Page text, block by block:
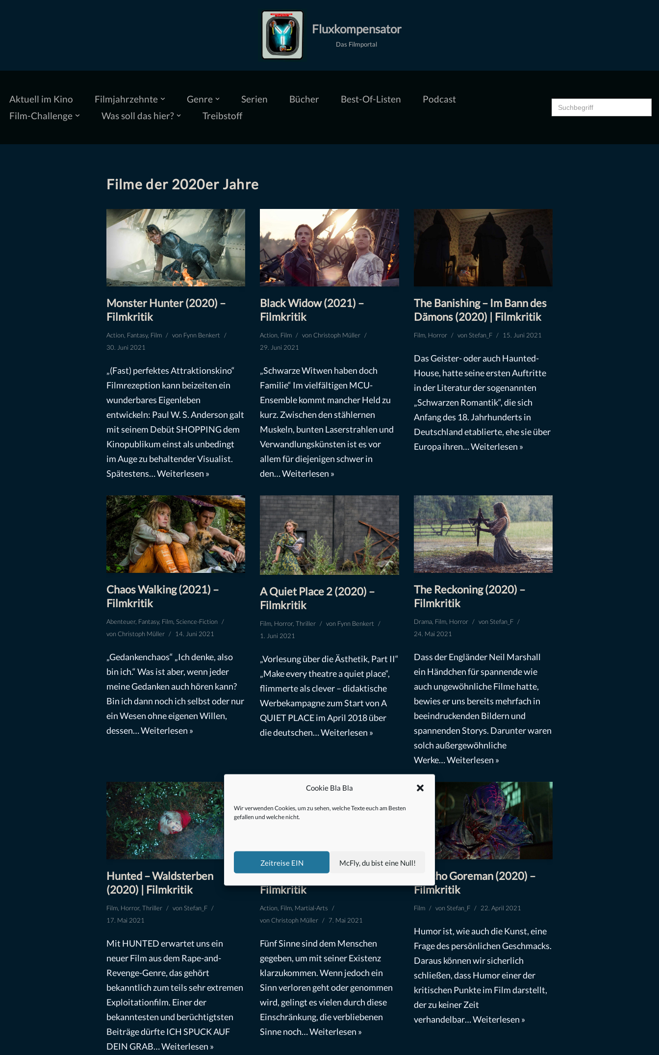
Cookie Bla Bla
Wir verwenden Cookies, um zu sehen, welche Texte euch am Besten
gefallen und welche nicht.
Zeitreise EIN McFly, du bist eine Null!
Fluxkompensator
Das Filmportal
Aktuell im Kino Filmjahrzehnte Genre Serien Bücher Best-Of-Listen
Podcast
Film-Challenge
Was soll das hier? Treibstoff
Search
for:
Filme der 2020er Jahre
Monster Hunter (2020) –
Filmkritik
Action, Fantasy, Film von Fynn Benkert
30. Juni 2021
„(Fast) perfektes Attraktionskino“
Filmrezeption kann beizeiten ein
wunderbares Eigenleben
entwickeln: Paul W. S. Anderson galt
mit seinem Debüt SHOPPING dem
Kinopublikum einst als unbedingt
im Auge zu behaltender Visualist.
Spätestens…Weiterlesen »
Black Widow (2021) –
Filmkritik
Action Film vonChristoph Müller
29. Juni 2021
„Schwarze Witwen haben doch
Familie“ Im vielfältigen MCU-
Ensemble kommt mancher Held zu
kurz. Zwischen den stählernen
Muskeln, bunten Laserstrahlen und
Verwandlungskünsten ist es vor
allem für diejenigen schwer in
den…Weiterlesen »
The Banishing – Im Bann des
Dämons (2020) | Filmkritik
Film, Horror vonStefan_F 15. Juni 2021
Das Geister- oder auch Haunted-
House, hatte seine ersten Auftritte
in der Literatur der sogenannten
„Schwarzen Romantik“, die sich
Anfang des 18. Jahrhunderts in
Deutschland etablierte, ehe sie über
Europa ihren…Weiterlesen »
Chaos Walking (2021) –
Filmkritik
Abenteuer, Fantasy, Film, Science-Fiction
vonChristoph Müller 14. Juni 2021
„Gedankenchaos“ „Ich denke, also
bin ich.“ Was ist aber, wenn jeder
meine Gedanken auch hören kann?
Bin ich dann noch ich selbst oder nur
ein Wesen ohne eigenen Willen,
dessen…Weiterlesen »
A Quiet Place 2 (2020) –
Filmkritik
Film Horror,Thriller von Fynn Benkert
1. Juni 2021
„Vorlesung über die Ästhetik, Part II“
„Make every theatre a quiet place“,
flimmerte als clever – didaktische
Werbekampagne zum Start von A
QUIET PLACE im April 2018 über
die deutschen…Weiterlesen »
The Reckoning (2020) –
Filmkritik
Drama, Film, Horror vonStefan_F
24. Mai 2021
Dass der Engländer Neil Marshall
ein Händchen für spannende wie
auch ungewöhnliche Filme hatte,
bewies er uns bereits mehrfach in
beeindruckenden Bildern und
spannenden Storys. Darunter waren
solch außergewöhnliche
Werke…Weiterlesen »
Hunted – Waldsterben
(2020) | Filmkritik
Film, Horror, Thriller vonStefan_F
17. Mai 2021
Mit HUNTED erwartet uns ein
neuer Film aus dem Rape-and-
Revenge-Genre, das gehört
bekanntlich zum teils sehr extremen
Exploitationfilm. Einer der
bekanntesten und berüchtigtsten
Beiträge dürfte ICH SPUCK AUF
DEIN GRAB…Weiterlesen »
The Swordsman (2020) –
Filmkritik
Action Film Martial-Arts
vonChristoph Müller 7. Mai 2021
Fünf Sinne sind dem Menschen
gegeben, um mit seiner Existenz
klarzukommen. Wenn jedoch ein
Sinn verloren geht oder genommen
wird, gelingt es vielen durch diese
Einschränkung, die verbliebenen
Sinne noch…Weiterlesen »
Psycho Goreman (2020) –
Filmkritik
Film vonStefan_F 22. April 2021
Humor ist, wie auch die Kunst, eine
Frage des persönlichen Geschmacks.
Daraus können wir sicherlich
schließen, dass Humor einer der
kritischen Punkte im Film darstellt,
der zu keiner Zeit
verhandelbar…Weiterlesen »